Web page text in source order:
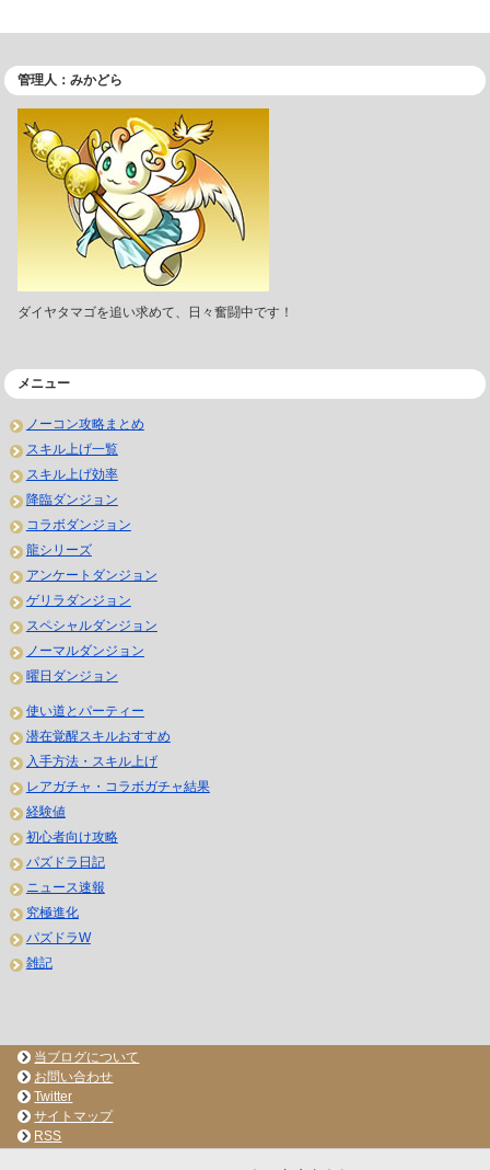
管理人：みかどら
ダイヤタマゴを追い求めて、日々奮闘中です！
メニュー
ノーコン攻略まとめ
スキル上げ一覧
スキル上げ効率
降臨ダンジョン
コラボダンジョン
龍シリーズ
アンケートダンジョン
ゲリラダンジョン
スペシャルダンジョン
ノーマルダンジョン
曜日ダンジョン
使い道とパーティー
潜在覚醒スキルおすすめ
入手方法・スキル上げ
レアガチャ・コラボガチャ結果
経験値
初心者向け攻略
パズドラ日記
ニュース速報
究極進化
パズドラW
雑記
当ブログについて
お問い合わせ
Twitter
サイトマップ
RSS